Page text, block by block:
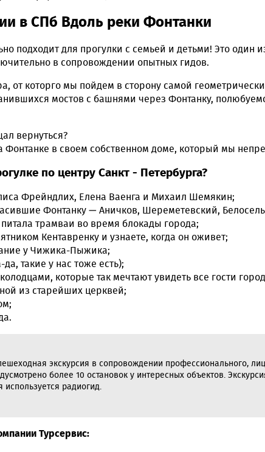
в СПб Вдоль реки Фонтанки
подходит для прогулки с семьей и детьми! Это один
в сопровождении опытных гидов.
от которго мы пойдем в сторону самой
мостов с башнями через Фонтанку,
вернуться?
Фонтанке в своем собственном доме, который мы
по центру Санкт - Петербурга?
Фрейндлих, Елена Ваенга и Михаил Шемякин;
Фонтанку — Аничков, Шереметевский,
трамваи во время блокады города;
Кентавренку и узнаете, когда он оживет;
у Чижика-Пыжика;
такие у нас тоже есть);
которые так мечтают увидеть все гости
из старейших церквей;
экскурсия в сопровождении профессионального,
более 10 остановок у интересных объектов.
используется радиогид.
Турсервис: